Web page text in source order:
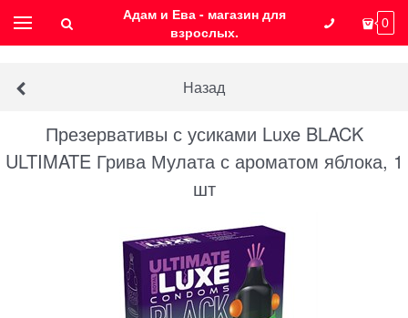
Адам и Ева - магазин для
взрослых.
0
Назад
Презервативы с усиками Luxe BLACK
ULTIMATE Грива Мулата с ароматом яблока, 1
шт